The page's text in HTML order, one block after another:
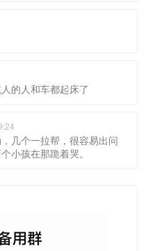
的人和车都起床了
几个一拉帮，很容易出问
小孩在那跪着哭。